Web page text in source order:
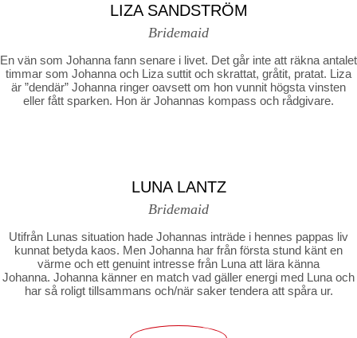
LIZA SANDSTRÖM
Bridemaid
En vän som Johanna fann senare i livet. Det går inte att räkna antalet
timmar som Johanna och Liza suttit och skrattat, gråtit, pratat. Liza
är ”dendär” Johanna ringer oavsett om hon vunnit högsta vinsten
eller fått sparken. Hon är Johannas kompass och rådgivare.
LUNA LANTZ
Bridemaid
Utifrån Lunas situation hade Johannas inträde i hennes pappas liv
kunnat betyda kaos. Men Johanna har från första stund känt en
värme och ett genuint intresse från Luna att lära känna
Johanna. Johanna känner en match vad gäller energi med Luna och
har så roligt tillsammans och/när saker tendera att spåra ur.